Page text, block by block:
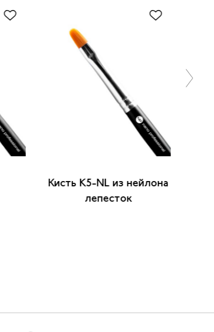
Кисть K5-NL из нейлона
лепесток